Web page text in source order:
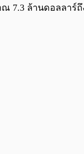
7.3 ล้านดอลลาร์